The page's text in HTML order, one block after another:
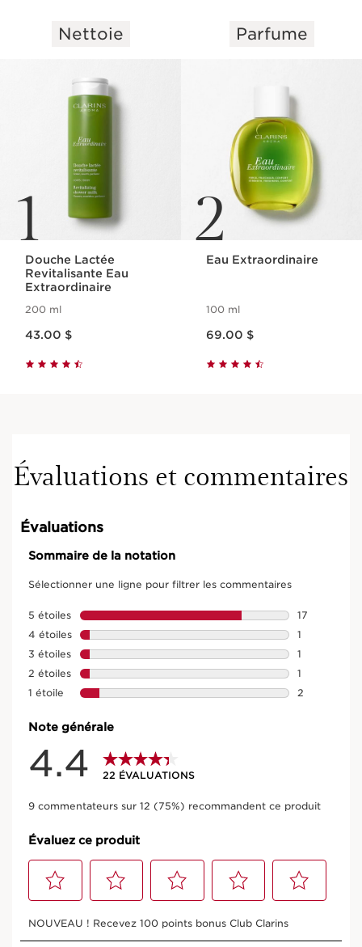
ALLER AU CONTENU
Nettoie
1
Douche Lactée
Revitalisante Eau
Extraordinaire
200 ml
43.00 $
Parfume
2
Eau Extraordinaire
100 ml
69.00 $
Évaluations et commentaires